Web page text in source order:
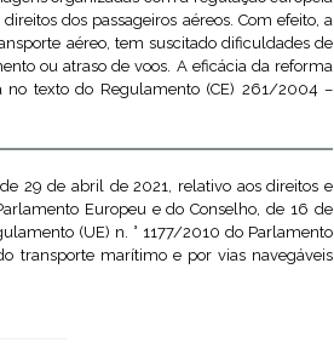
dos passageiros aéreos. Com efeito, a
aéreo, tem suscitado dificuldades de
ou atraso de voos. A eficácia da reforma
no texto do Regulamento (CE) 261/2004 –
29 de abril de 2021, relativo aos direitos e
Europeu e do Conselho, de 16 de
(UE) n. ° 1177/2010 do Parlamento
transporte marítimo e por vias navegáveis